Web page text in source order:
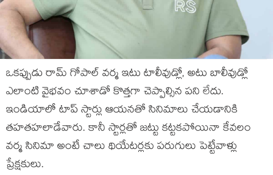
ఒకప్పుడు రామ్ గోపాల్ వర్మ ఇటు టాలీవుడ్లో, అటు బాలీవుడ్లో
ఎలాంటి వైభవం చూశాడో కొత్తగా చెప్పాల్సిన పని లేదు.
ఇండియాలో టాప్ స్టార్లు ఆయనతో సినిమాలు చేయడానికి
తహతహలాడేవారు. కానీ స్టార్లతో జట్టు కట్టకపోయినా కేవలం
వర్మ సినిమా అంటే చాలు థియేటర్లకు పరుగులు పెట్టేవాళ్లు
ప్రేక్షకులు.